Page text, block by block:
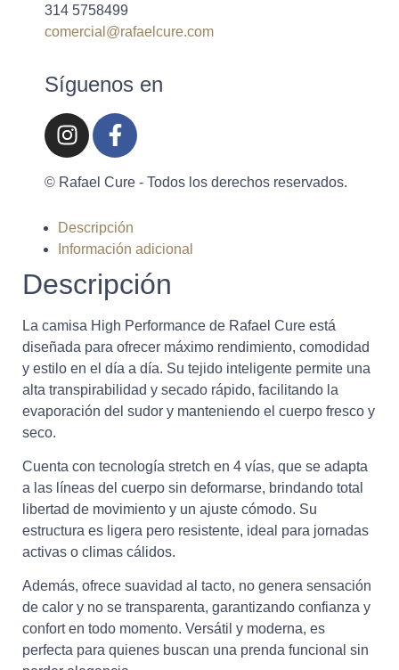
314 5758499
comercial@rafaelcure.com
Síguenos en
© Rafael Cure - Todos los derechos reservados.
Descripción
Información adicional
Descripción
La camisa High Performance de Rafael Cure está
diseñada para ofrecer máximo rendimiento, comodidad
y estilo en el día a día. Su tejido inteligente permite una
alta transpirabilidad y secado rápido, facilitando la
evaporación del sudor y manteniendo el cuerpo fresco y
seco.
Cuenta con tecnología stretch en 4 vías, que se adapta
a las líneas del cuerpo sin deformarse, brindando total
libertad de movimiento y un ajuste cómodo. Su
estructura es ligera pero resistente, ideal para jornadas
activas o climas cálidos.
Además, ofrece suavidad al tacto, no genera sensación
de calor y no se transparenta, garantizando confianza y
confort en todo momento. Versátil y moderna, es
perfecta para quienes buscan una prenda funcional sin